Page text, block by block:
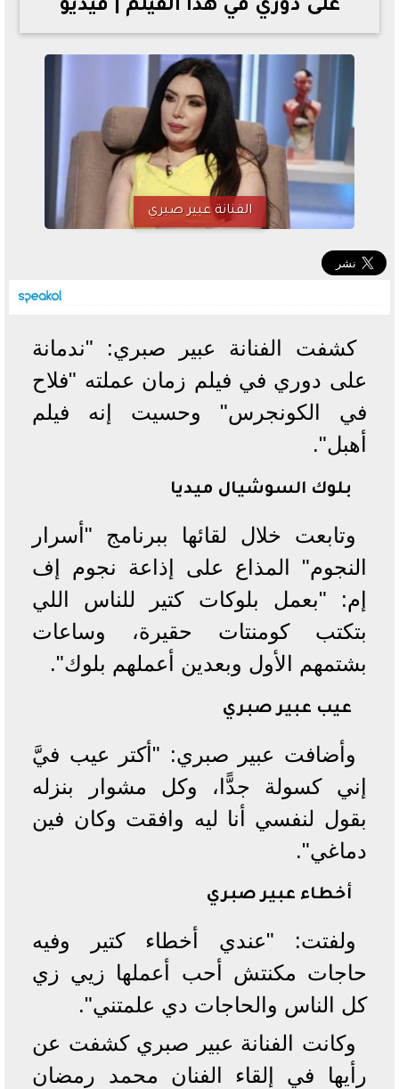
خطوات الاستعلام فور اعتمادها
تصرف مثير من ميسي ونجوم الأرجنتين قبل مواجهة مصر
- 2026
تحسن حالة فضل شاكر الصحية وخروجه من المستشفى |
تفاصيل
أسعار الحديد والأسمنت اليوم الإثنين 6 - 7 - 2026
على دوري في هذا الفيلم | فيديو
الفنانة عبير صبري
كشفت الفنانة عبير صبري: "ندمانة
على دوري في فيلم زمان عملته "فلاح
في الكونجرس" وحسيت إنه فيلم
أهبل".
بلوك السوشيال ميديا
وتابعت خلال لقائها ببرنامج "أسرار
النجوم" المذاع على إذاعة نجوم إف
إم: "بعمل بلوكات كتير للناس اللي
بتكتب كومنتات حقيرة، وساعات
بشتمهم الأول وبعدين أعملهم بلوك".
عيب عبير صبري
وأضافت عبير صبري: "أكتر عيب فيَّ
إني كسولة جدًّا، وكل مشوار بنزله
بقول لنفسي أنا ليه وافقت وكان فين
دماغي".
أخطاء عبير صبري
ولفتت: "عندي أخطاء كتير وفيه
حاجات مكنتش أحب أعملها زيي زي
كل الناس والحاجات دي علمتني".
وكانت الفنانة عبير صبري كشفت عن
رأيها في إلقاء الفنان محمد رمضان